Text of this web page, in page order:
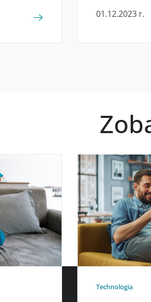
01.12.2023 r.
Technologia